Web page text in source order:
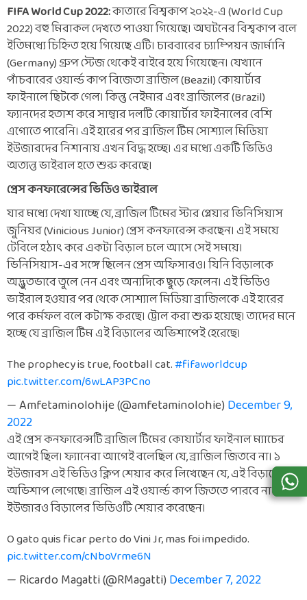
FIFA World Cup 2022:কাতারে বিশ্বকাপ ২০২২-এ (World Cup
2022) বহু মিরাকল দেখতে পাওয়া গিয়েছে। অঘটনের বিশ্বকাপ বলে
ইতিমধ্যে চিহ্নিত হয়ে গিয়েছে এটি। চারবারের চ্যাম্পিয়ন জার্মানি
(Germany) গ্রুপ স্টেজ থেকেই বাইরে হয়ে গিয়েছেন। যেখানে
পাঁচবারের ওয়ার্ল্ড কাপ বিজেতা ব্রাজিল (Beazil) কোয়ার্টার
ফাইনালে ছিটকে গেল। কিন্তু নেইমার এবং ব্রাজিলের (Brazil)
ফ্যানদের হতাশ করে সাম্বার দলটি কোয়ার্টার ফাইনালের বেশি
এগোতে পারেনি। এই হারের পর ব্রাজিল টিম সোশ্যাল মিডিয়া
ইউজারদের নিশানায় এখন বিদ্ধ হচ্ছে। এর মধ্যে একটি ভিডিও
অত্যন্ত ভাইরাল হতে শুরু করেছে।
প্রেস কনফারেন্সের ভিডিও ভাইরাল
যার মধ্যে দেখা যাচ্ছে যে, ব্রাজিল টিমের স্টার প্লেয়ার ভিনিসিয়াস
জুনিয়র (Vinicious Junior) প্রেস কনফারেন্স করছেন। এই সময়ে
টেবিলে হঠাৎ করে একটা বিড়াল চলে আসে সেই সময়ে।
ভিনিসিয়াস-এর সঙ্গে ছিলেন প্রেস অফিসারও। যিনি বিড়ালকে
অদ্ভুতভাবে তুলে নেন এবং অন্যদিকে ছুড়ে ফেলেন। এই ভিডিও
ভাইরাল হওয়ার পর থেকে সোশ্যাল মিডিয়া ব্রাজিলকে এই হারের
পরে কর্মফল বলে কটাক্ষ করছে। ট্রোল করা শুরু হয়েছে। তাদের মনে
হচ্ছে যে ব্রাজিল টিম এই বিড়ালের অভিশাপেই হেরেছে।
The prophecy is true, football cat.#fifaworldcup
pic.twitter.com/6wLAP3PCno
— Amfetaminolohije (@amfetaminolohie)December 9,
2022
এই প্রেস কনফারেন্সটি ব্রাজিল টিমের কোয়ার্টার ফাইনাল ম্যাচের
আগেই ছিল। ফ্যানেরা আগেই বলেছিল যে, ব্রাজিল জিতবে না। ১
ইউজারস এই ভিডিও ক্লিপ শেয়ার করে লিখেছেন যে, এই বিড়ালের
অভিশাপ লেগেছে। ব্রাজিল এই ওয়ার্ল্ড কাপ জিততে পারবে না। এই
ইউজারও বিড়ালের ভিডিওটি শেয়ার করেছেন।
O gato quis ficar perto do Vini Jr, mas foi impedido.
pic.twitter.com/cNboVrme6N
— Ricardo Magatti (@RMagatti)December 7, 2022